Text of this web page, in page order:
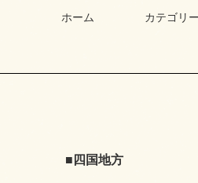
ホーム カテゴリー
■四国地方